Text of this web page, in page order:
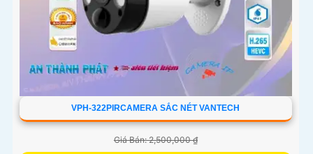
VPH-322PIRCAMERA SẮC NÉT VANTECH
Giá Bán: 2,500,000 ₫